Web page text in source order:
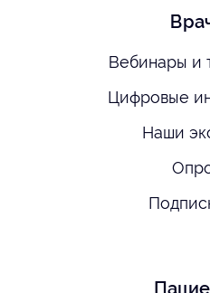
Вебинары и
Цифровые
Наши